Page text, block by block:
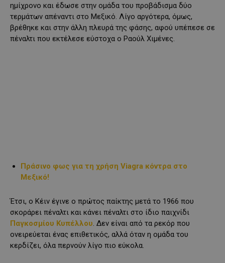
ημίχρονο και έδωσε στην ομάδα του προβάδισμα δύο
τερμάτων απέναντι στο Μεξικό. Λίγο αργότερα, όμως,
βρέθηκε και στην άλλη πλευρά της φάσης, αφού υπέπεσε σε
πέναλτι που εκτέλεσε εύστοχα ο Ραούλ Χιμένες.
Πράσινο φως για τη χρήση Viagra κόντρα στο
Μεξικό!
Έτσι, ο Κέιν έγινε ο πρώτος παίκτης μετά το 1966 που
σκοράρει πέναλτι και κάνει πέναλτι στο ίδιο παιχνίδι
Παγκοσμίου Κυπέλλου. Δεν είναι από τα ρεκόρ που
ονειρεύεται ένας επιθετικός, αλλά όταν η ομάδα του
κερδίζει, όλα περνούν λίγο πιο εύκολα.